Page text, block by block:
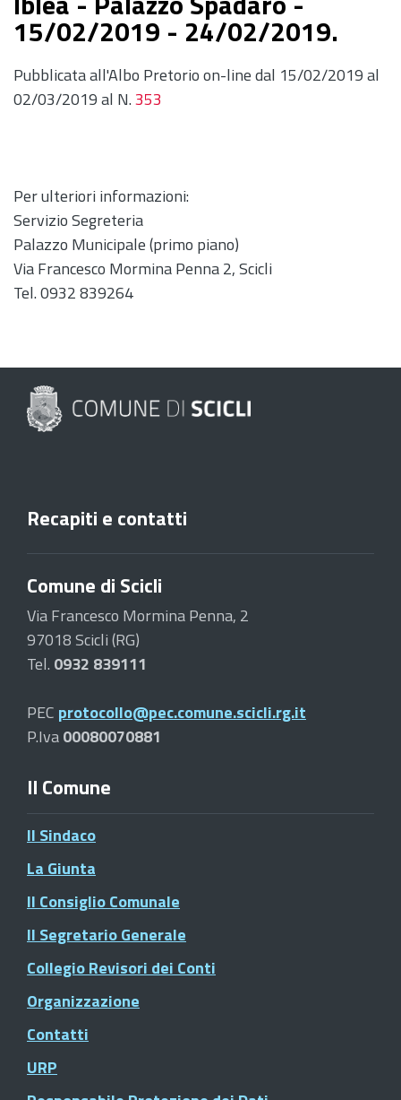
15/02/2019 - 24/02/2019.
Pubblicata all'Albo Pretorio on-line dal 15/02/2019 al
02/03/2019 al N.353
Per ulteriori informazioni:
Servizio Segreteria
Palazzo Municipale (primo piano)
Via Francesco Mormina Penna 2, Scicli
Tel. 0932 839264
Recapiti e contatti
Comune di Scicli
Via Francesco Mormina Penna, 2
97018 Scicli (RG)
Tel. 0932 839111
PEC protocollo@pec.comune.scicli.rg.it
P.Iva00080070881
Il Comune
Il Sindaco
La Giunta
Il Consiglio Comunale
Il Segretario Generale
Collegio Revisori dei Conti
Organizzazione
Contatti
URP